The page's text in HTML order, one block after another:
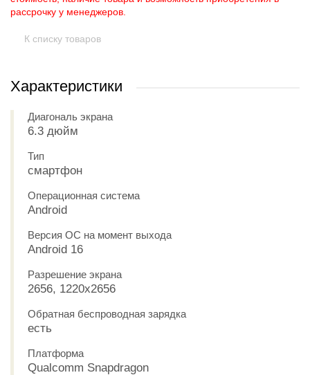
рассрочку у менеджеров.
К списку товаров
Характеристики
Диагональ экрана
6.3 дюйм
Тип
смартфон
Операционная система
Android
Версия ОС на момент выхода
Android 16
Разрешение экрана
2656, 1220x2656
Обратная беспроводная зарядка
есть
Платформа
Qualcomm Snapdragon